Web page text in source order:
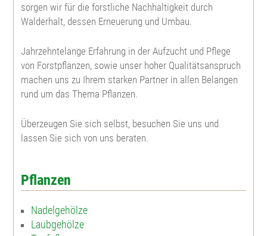
Gem. Schneebeere
Wolliger Schneeball
Baumhasel
Gem. Schneeball
sorgen wir für die forstliche Nachhaltigkeit durch
Walderhalt, dessen Erneuerung und Umbau.
Jahrzehntelange Erfahrung in der Aufzucht und Pflege
von Forstpflanzen, sowie unser hoher Qualitätsanspruch
machen uns zu Ihrem starken Partner in allen Belangen
rund um das Thema Pflanzen.
Überzeugen Sie sich selbst, besuchen Sie uns und
lassen Sie sich von uns beraten.
Pflanzen
Nadelgehölze
Laubgehölze